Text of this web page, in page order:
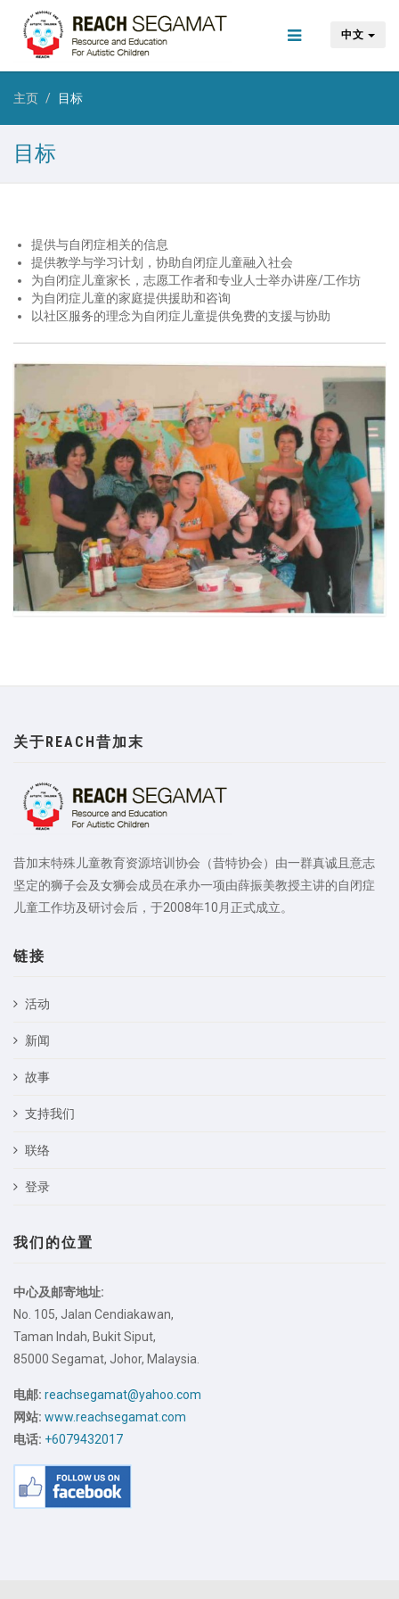
中文
主页 目标
目标
提供与自闭症相关的信息
提供教学与学习计划，协助自闭症儿童融入社会
为自闭症儿童家长，志愿工作者和专业人士举办讲座/工作坊
为自闭症儿童的家庭提供援助和咨询
以社区服务的理念为自闭症儿童提供免费的支援与协助
关于REACH昔加末
昔加末特殊儿童教育资源培训协会（昔特协会）由一群真诚且意志
坚定的狮子会及女狮会成员在承办一项由薛振美教授主讲的自闭症
儿童工作坊及研讨会后，于2008年10月正式成立。
链接
活动
新闻
故事
支持我们
联络
登录
我们的位置
中心及邮寄地址:
No. 105, Jalan Cendiakawan,
Taman Indah, Bukit Siput,
85000 Segamat, Johor, Malaysia.
电邮: reachsegamat@yahoo.com
网站: www.reachsegamat.com
电话: +6079432017